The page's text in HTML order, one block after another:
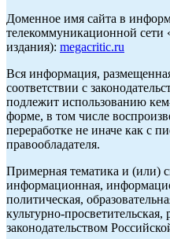
Доменное имя сайта в
телекоммуникационной сети
издания): megacritic.ru
Вся информация,
соответствии с
подлежит использованию
форме, в том числе
переработке не иначе как с
правообладателя.
Примерная тематика и (или)
информационная,
политическая,
культурно-просветительская,
законодательством